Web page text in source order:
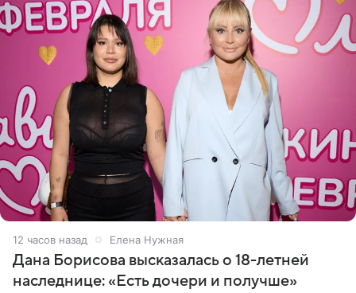
12 часов назад Елена Нужная
Дана Борисова высказалась о 18-летней
наследнице: «Есть дочери и получше»